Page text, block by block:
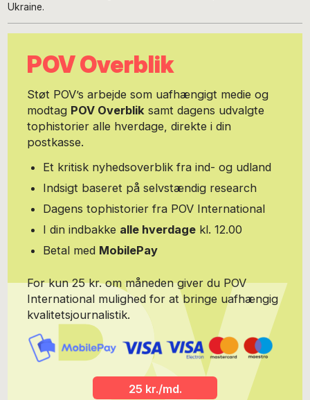
Ukraine.
POV Overblik
Støt POV’s arbejde som uafhængigt medie og
modtag POV Overblik samt dagens udvalgte
tophistorier alle hverdage, direkte i din
postkasse.
Et kritisk nyhedsoverblik fra ind- og udland
Indsigt baseret på selvstændig research
Dagens tophistorier fra POV International
I din indbakke alle hverdage kl. 12.00
Betal med MobilePay
For kun 25 kr. om måneden giver du POV
International mulighed for at bringe uafhængig
kvalitetsjournalistik.
25 kr./md.